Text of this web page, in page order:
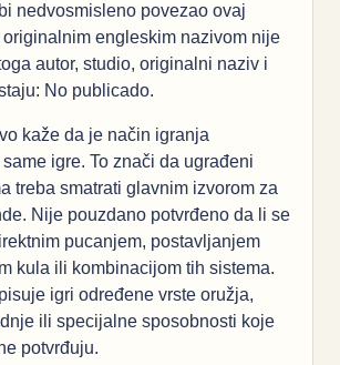
nedvosmisleno povezao ovaj
originalnim engleskim nazivom nije
autor, studio, originalni naziv i
No publicado.
kaže da je način igranja
igre. To znači da ugrađeni
treba smatrati glavnim izvorom za
Nije pouzdano potvrđeno da li se
pucanjem, postavljanjem
kula ili kombinacijom tih sistema.
igri određene vrste oružja,
ili specijalne sposobnosti koje
potvrđuju.